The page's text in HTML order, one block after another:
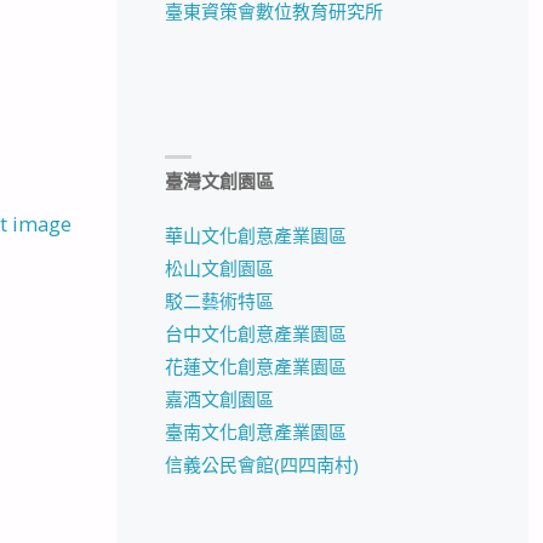
image
臺東資策會數位教育研究所
臺灣文創園區
華山文化創意產業園區
松山文創園區
駁二藝術特區
台中文化創意產業園區
花蓮文化創意產業園區
嘉酒文創園區
臺南文化創意產業園區
信義公民會館(四四南村)